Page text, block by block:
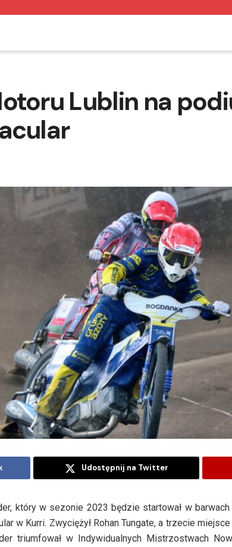
Lublin na
Udostępnij na Twitter
który w sezonie 2023 będzie startował w
w Kurri. Zwyciężył Rohan Tungate, a trzecie
triumfował w Indywidualnych Mistrzostwach